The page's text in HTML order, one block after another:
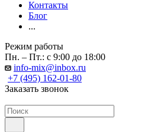
Контакты
Блог
...
Режим работы
Пн. – Пт.: с 9:00 до 18:00
info-mix@inbox.ru
+7 (495) 162-01-80
Заказать звонок